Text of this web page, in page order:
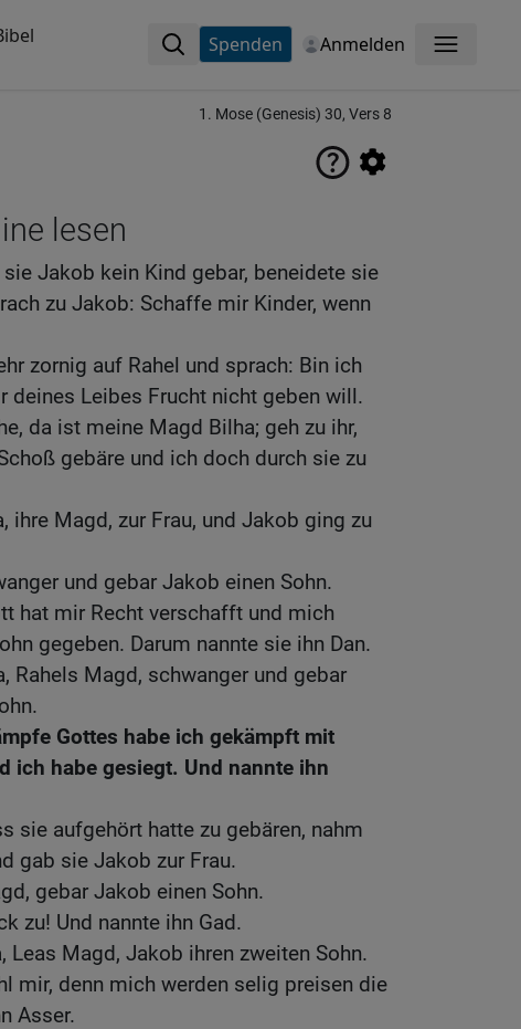
Spenden Anmelden Menü
1. Mose (Genesis) 30, Vers 8
lesen
Jakob kein Kind gebar, beneidete sie
zu Jakob: Schaffe mir Kinder, wenn
zornig auf Rahel und sprach: Bin ich
deines Leibes Frucht nicht geben will.
da ist meine Magd Bilha; geh zu ihr,
gebäre und ich doch durch sie zu
ihre Magd, zur Frau, und Jakob ging zu
und gebar Jakob einen Sohn.
hat mir Recht verschafft und mich
gegeben. Darum nannte sie ihn Dan.
Rahels Magd, schwanger und gebar
Gottes habe ich gekämpft mit
ich habe gesiegt. Und nannte ihn
sie aufgehört hatte zu gebären, nahm
gab sie Jakob zur Frau.
gebar Jakob einen Sohn.
zu! Und nannte ihn Gad.
Leas Magd, Jakob ihren zweiten Sohn.
mir, denn mich werden selig preisen die
Asser.